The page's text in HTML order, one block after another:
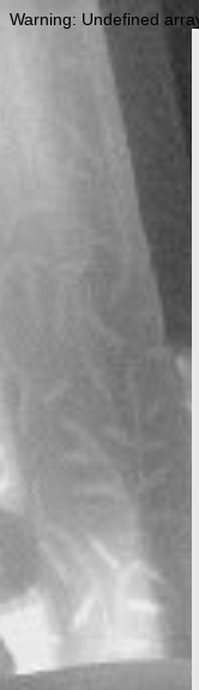
Warning: Undefined